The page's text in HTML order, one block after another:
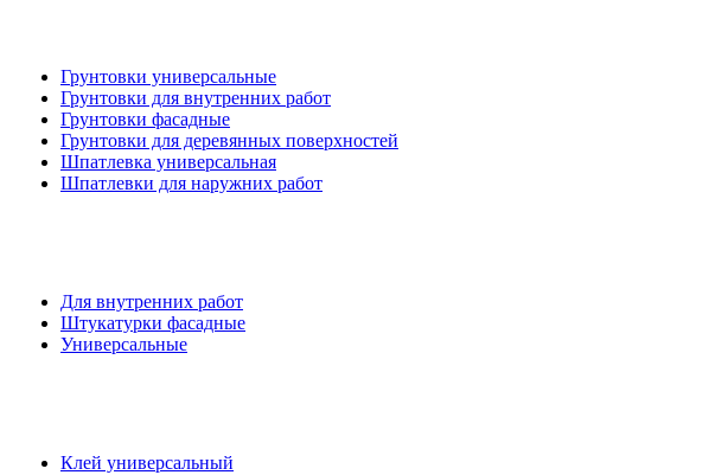
Грунтовки универсальные
Грунтовки для внутренних работ
Грунтовки фасадные
Грунтовки для деревянных поверхностей
Шпатлевка универсальная
Шпатлевки для наружних работ
Для внутренних работ
Штукатурки фасадные
Универсальные
Клей универсальный